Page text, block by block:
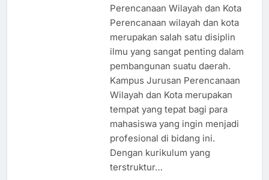
Perencanaan Wilayah dan Kota
Perencanaan wilayah dan kota
merupakan salah satu disiplin
ilmu yang sangat penting dalam
pembangunan suatu daerah.
Kampus Jurusan Perencanaan
Wilayah dan Kota merupakan
tempat yang tepat bagi para
mahasiswa yang ingin menjadi
profesional di bidang ini.
Dengan kurikulum yang
terstruktur…